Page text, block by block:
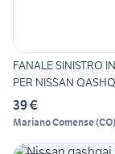
FANALE SINISTRO
PER NISSAN
39 €
Mariano Comense(CO)